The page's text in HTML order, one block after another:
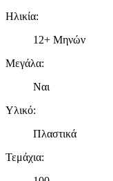
Ηλικία:
12+ Μηνών
Μεγάλα:
Ναι
Υλικό:
Πλαστικά
Τεμάχια: